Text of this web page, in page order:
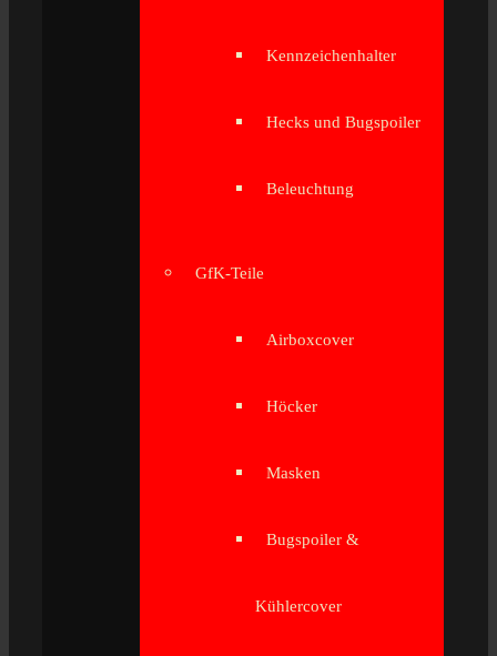
Kennzeichenhalter
Hecks und Bugspoiler
Beleuchtung
GfK-Teile
Airboxcover
Höcker
Masken
Bugspoiler &
Kühlercover